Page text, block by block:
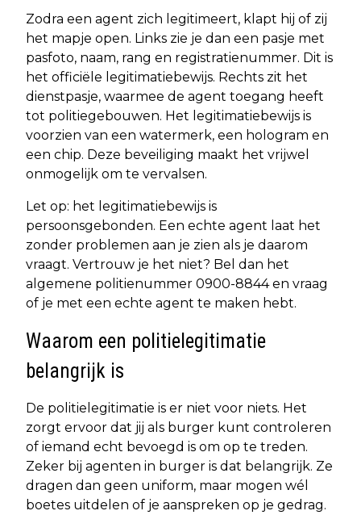
Zodra een agent zich legitimeert, klapt hij of zij
het mapje open. Links zie je dan een pasje met
pasfoto, naam, rang en registratienummer. Dit is
het officiële legitimatiebewijs. Rechts zit het
dienstpasje, waarmee de agent toegang heeft
tot politiegebouwen. Het legitimatiebewijs is
voorzien van een watermerk, een hologram en
een chip. Deze beveiliging maakt het vrijwel
onmogelijk om te vervalsen.
Let op: het legitimatiebewijs is
persoonsgebonden. Een echte agent laat het
zonder problemen aan je zien als je daarom
vraagt. Vertrouw je het niet? Bel dan het
algemene politienummer 0900-8844 en vraag
of je met een echte agent te maken hebt.
Waarom een politielegitimatie
belangrijk is
De politielegitimatie is er niet voor niets. Het
zorgt ervoor dat jij als burger kunt controleren
of iemand echt bevoegd is om op te treden.
Zeker bij agenten in burger is dat belangrijk. Ze
dragen dan geen uniform, maar mogen wél
boetes uitdelen of je aanspreken op je gedrag.